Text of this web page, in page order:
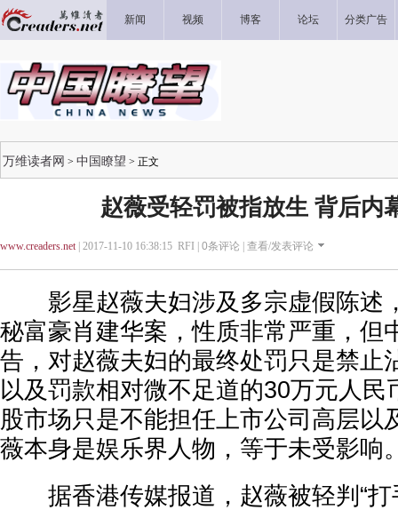
新闻 视频 博客 论坛 分类广告
万维读者网 > 中国瞭望 > 正文
赵薇受轻罚被指放生 背后内
www.creaders.net| 2017-11-10 16:38:15 RFI | 0条评论 | 查看/发表评论
影星赵薇夫妇涉及多宗虚假陈述
秘富豪肖建华案，性质非常严重，但
告，对赵薇夫妇的最终处罚只是禁止
以及罚款相对微不足道的30万元人民
股市场只是不能担任上市公司高层以
薇本身是娱乐界人物，等于未受影响
据香港传媒报道，赵薇被轻判“打